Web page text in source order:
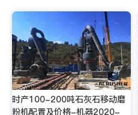
时产100-200吨石灰石移动磨
粉机配置及价格-机器2020-